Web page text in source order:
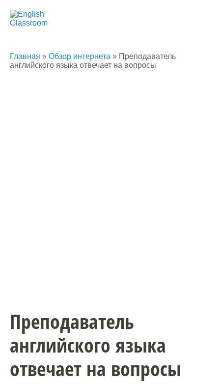
Главная » Обзор интернета » Преподаватель
английского языка отвечает на вопросы
Преподаватель
английского языка
отвечает на вопросы